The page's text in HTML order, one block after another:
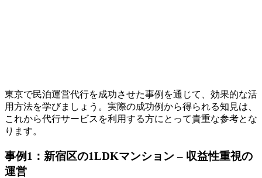
東京で民泊運営代行を成功させた事例を通じて、効果的な活
用方法を学びましょう。実際の成功例から得られる知見は、
これから代行サービスを利用する方にとって貴重な参考とな
ります。
事例1：新宿区の1LDKマンション – 収益性重視の
運営